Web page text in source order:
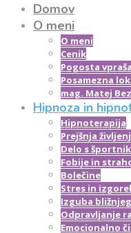
Domov
O meni
O meni
Cenik
Pogosta
Posamezna
mag. Matej
Hipnoza in
Hipnoterapija
Prejšnja
Delo s
Fobije in
Bolečine
Stres in
Izguba
Odpravljanje
Emocionalno